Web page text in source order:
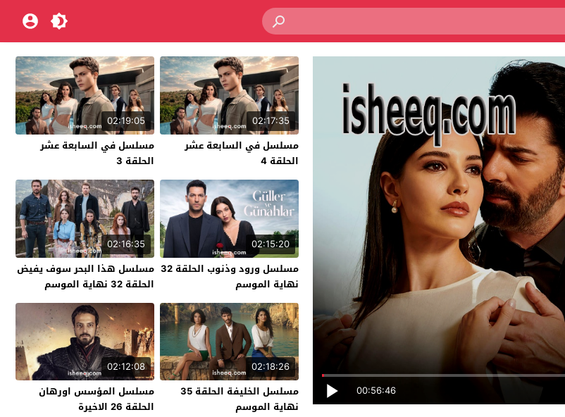
00:56:46
02:17:35
مسلسل في السابعة عشر
الحلقة 4
02:19:05
مسلسل في السابعة عشر
الحلقة 3
02:15:20
مسلسل ورود وذنوب الحلقة 32
نهاية الموسم
02:16:35
مسلسل هذا البحر سوف يفيض
الحلقة 32 نهاية الموسم
02:18:26
مسلسل الخليفة الحلقة 35
نهاية الموسم
02:12:08
مسلسل المؤسس اورهان
الحلقة 26 الاخيرة